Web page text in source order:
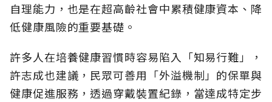
自理能力，也是在超高齡社會中累積健康資本、降
低健康風險的重要基礎。
許多人在培養健康習慣時容易陷入「知易行難」，
許志成也建議，民眾可善用「外溢機制」的保單與
健康促進服務，透過穿戴裝置紀錄，當達成特定步